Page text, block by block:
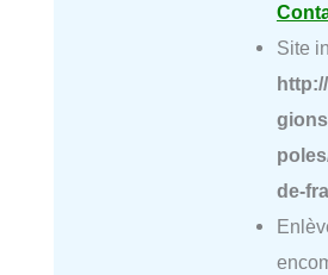
Site
de-